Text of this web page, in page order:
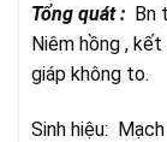
Tổng quát : Bn
Niêm hồng ,
giáp không to.
Sinh hiệu: